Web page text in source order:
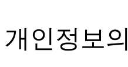
개인정보